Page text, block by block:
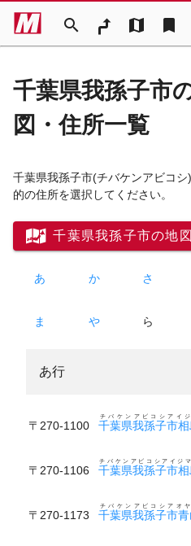
search map bookmark
千葉県我孫子市
図・住所一覧
千葉県我孫子市(チバケンアビコシ)
的の住所を選択してください。
千葉県我孫子市の地
あ か さ
ま や ら
あ行
〒270-1100 千葉県我孫子市相
チバケンアビコシアイ
〒270-1106 千葉県我孫子市相
チバケンアビコシアイジ
〒270-1173 千葉県我孫子市青
チバケンアビコシアオ